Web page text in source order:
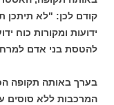
קודם לכן: "לא תיתכן
ידועות ומקורות כוח
להטסת בני אדם
בערך באותה תקופה
המרכבות ללא סוסים